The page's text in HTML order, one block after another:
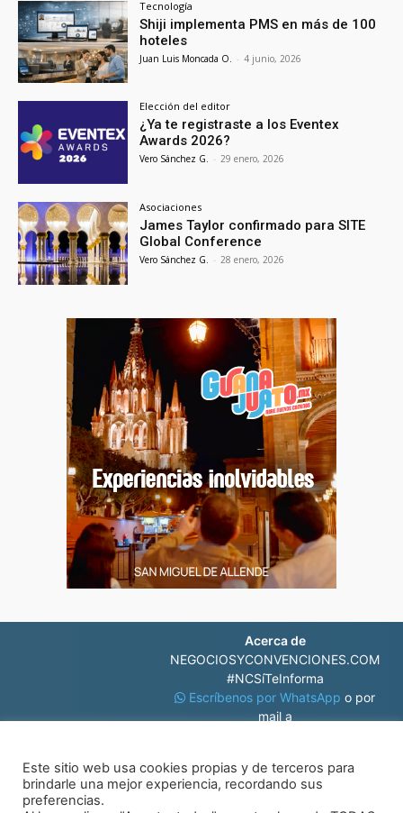
Tecnología
Shiji implementa PMS en más de 100
hoteles
Juan Luis Moncada O. - 4 junio, 2026
Elección del editor
¿Ya te registraste a los Eventex
Awards 2026?
Vero Sánchez G. - 29 enero, 2026
Asociaciones
James Taylor confirmado para SITE
Global Conference
Vero Sánchez G. - 28 enero, 2026
Acerca de
NEGOCIOSYCONVENCIONES.COM
#NCSíTeInforma
Escríbenos por WhatsAppo por
mail a
Este sitio web usa cookies propias y de terceros para
brindarle una mejor experiencia, recordando sus
preferencias.